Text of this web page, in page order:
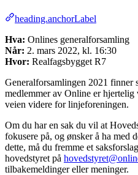
heading.anchorLabel
Hva: Onlines generalforsamling
Når: 2. mars 2022, kl. 16:30
Hvor: Realfagsbygget R7
Generalforsamlingen 2021 finner
medlemmer av Online er
veien videre for linjeforeningen.
Om du har en sak du vil at
fokusere på, og ønsker å ha med
dette, må du fremme et
hovedstyret på
tilbakemeldinger eller meninger.